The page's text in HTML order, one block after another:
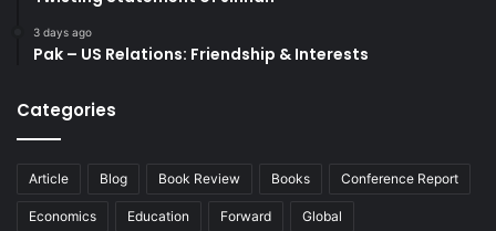
3 days ago
Pak – US Relations: Friendship & Interests
Categories
Article Blog Book Review Books Conference Report
Economics Education Forward Global